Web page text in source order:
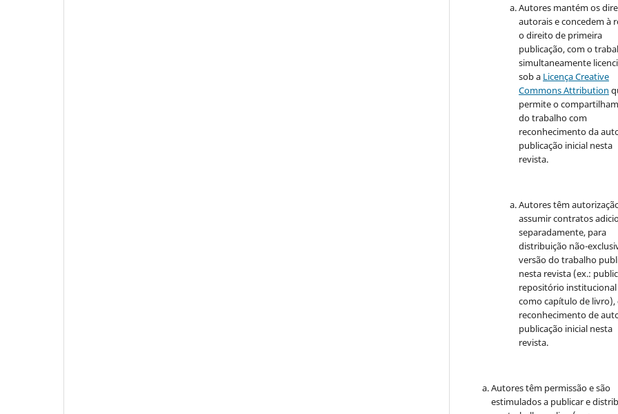
Autores mantém os
autorais e concedem à
o direito de primeira
publicação, com o
simultaneamente
sob a Licença Creative
Commons Attribution
permite o
do trabalho com
reconhecimento da
publicação inicial nesta
revista.
Autores têm
assumir contratos
separadamente, para
distribuição não-
versão do trabalho
nesta revista (ex.:
repositório institucional
como capítulo de livro),
reconhecimento de
publicação inicial nesta
revista.
Autores têm permissão e são
estimulados a publicar e